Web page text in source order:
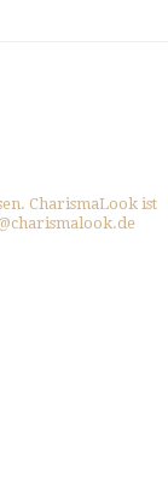
CharismaLook ist